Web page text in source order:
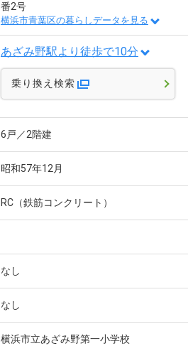
番2号
横浜市青葉区の暮らしデータを見る
あざみ野駅より徒歩で10分
乗り換え検索
6戸／2階建
昭和57年12月
RC（鉄筋コンクリート）
なし
なし
横浜市立あざみ野第一小学校